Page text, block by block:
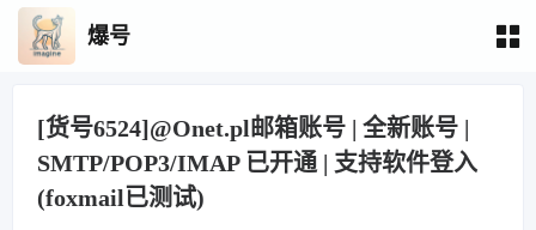
爆号
[货号6524]@Onet.pl邮箱账号 | 全新账号 |
SMTP/POP3/IMAP 已开通 | 支持软件登入
(foxmail已测试)